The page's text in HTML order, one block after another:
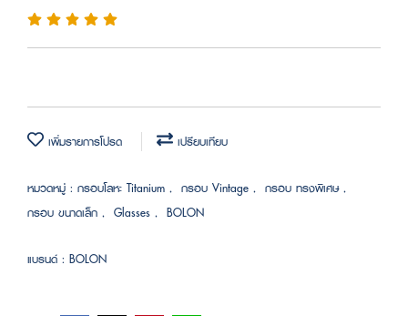
เพิ่มรายการโปรด เปรียบเทียบ
หมวดหมู่ : กรอบโลหะ Titanium , กรอบ Vintage , กรอบ ทรงพิเศษ,
กรอบ ขนาดเล็ก , Glasses , BOLON
แบรนด์ : BOLON